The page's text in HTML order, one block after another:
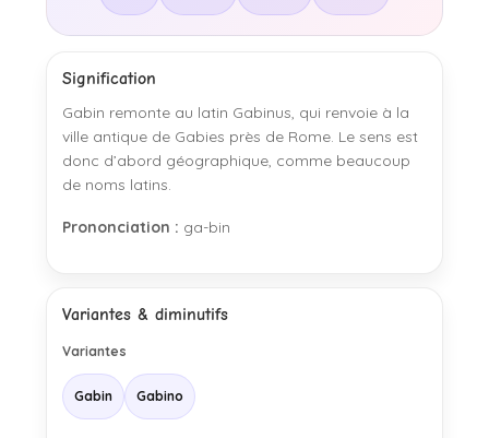
Signification
Gabin remonte au latin Gabinus, qui renvoie à la
ville antique de Gabies près de Rome. Le sens est
donc d’abord géographique, comme beaucoup
de noms latins.
Prononciation : ga-bin
Variantes & diminutifs
Variantes
Gabin Gabino